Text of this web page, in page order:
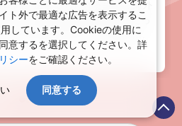
時間と週末でも行ける手軽な海外
ート、美しい夜景など見所たっ
、香港入境に際して、出国前検
検査）を実施する必要もなくな
行けるようになりました！土日
で新しくできた話題のスポット
モデルコースをご紹介しますの
立てる参考にしてみてください
ト外で最適な広告を表示するこ
しています。Cookieの使用に
意するを選択してください。詳
シーをご確認ください。
同意する